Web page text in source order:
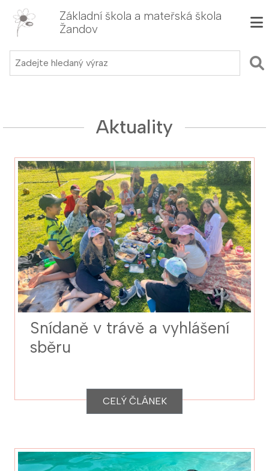
Základní škola a mateřská škola
Žandov
Aktuality
Snídaně v trávě a vyhlášení
sběru
CELÝ ČLÁNEK